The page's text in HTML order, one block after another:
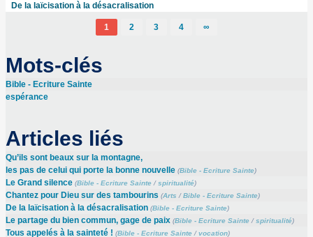
De la laïcisation à la désacralisation
1 2 3 4 ∞
Mots-clés
Bible - Ecriture Sainte
espérance
Articles liés
Qu’ils sont beaux sur la montagne,
les pas de celui qui porte la bonne nouvelle (Bible - Ecriture Sainte)
Le Grand silence (Bible - Ecriture Sainte/spiritualité)
Chantez pour Dieu sur des tambourins (Arts /Bible - Ecriture Sainte)
De la laïcisation à la désacralisation (Bible - Ecriture Sainte)
Le partage du bien commun, gage de paix (Bible - Ecriture Sainte/ spiritualité)
Tous appelés à la sainteté ! (Bible - Ecriture Sainte/vocation)